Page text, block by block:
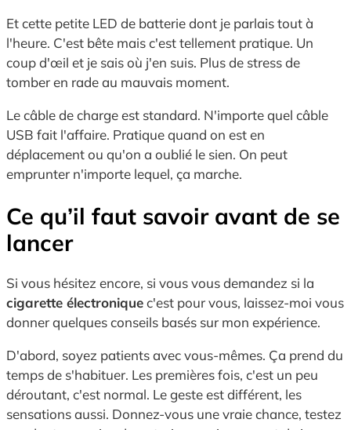
Et cette petite LED de batterie dont je parlais tout à
l'heure. C'est bête mais c'est tellement pratique. Un
coup d'œil et je sais où j'en suis. Plus de stress de
tomber en rade au mauvais moment.
Le câble de charge est standard. N'importe quel câble
USB fait l'affaire. Pratique quand on est en
déplacement ou qu'on a oublié le sien. On peut
emprunter n'importe lequel, ça marche.
Ce qu’il faut savoir avant de se
lancer
Si vous hésitez encore, si vous vous demandez si la
cigarette électroniquec'est pour vous, laissez-moi vous
donner quelques conseils basés sur mon expérience.
D'abord, soyez patients avec vous-mêmes. Ça prend du
temps de s'habituer. Les premières fois, c'est un peu
déroutant, c'est normal. Le geste est différent, les
sensations aussi. Donnez-vous une vraie chance, testez